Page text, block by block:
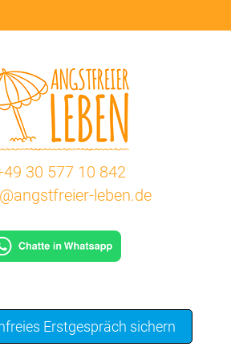
30 577 10 842
leben.de
Erstgespräch sichern